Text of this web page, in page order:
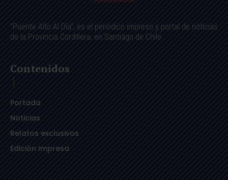
"Puente Alto Al Día", es el periódico impreso y portal de noticias
de la Provincia Cordillera, en Santiago de Chile.
Contenidos
Portada
Noticias
Relatos exclusivos
Edición Impresa